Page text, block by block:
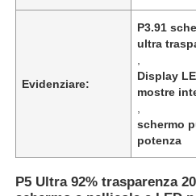
Casa.
Chi Siamo
Evidenziare:
P3.91
ultra
Display
mostre
schermo
potenza
P5 Ultra 92% trasparenza